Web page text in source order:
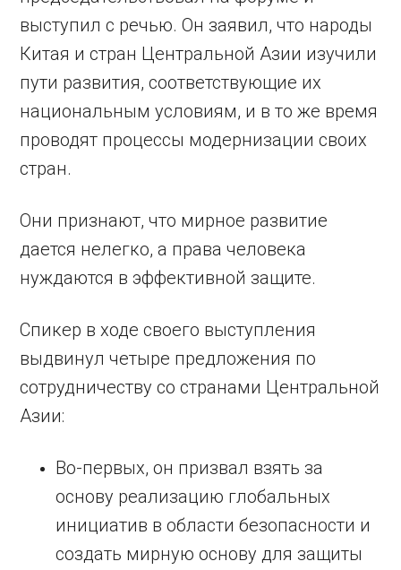
выступил с речью. Он заявил, что народы
Китая и стран Центральной Азии изучили
пути развития, соответствующие их
национальным условиям, и в то же время
проводят процессы модернизации своих
стран.
Они признают, что мирное развитие
дается нелегко, а права человека
нуждаются в эффективной защите.
Спикер в ходе своего выступления
выдвинул четыре предложения по
сотрудничеству со странами Центральной
Азии:
Во-первых, он призвал взять за
основу реализацию глобальных
инициатив в области безопасности и
создать мирную основу для защиты